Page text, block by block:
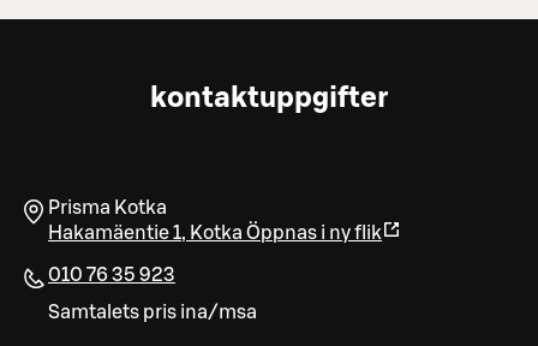
kontaktuppgifter
Prisma Kotka
Hakamäentie 1, Kotka Öppnas i ny flik
010 76 35 923
Samtalets pris ina/msa